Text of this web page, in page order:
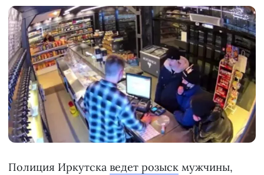
Полиция Иркутска ведет розыск мужчины,